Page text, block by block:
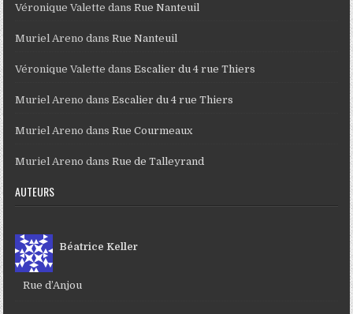
Véronique Valette dansRue Nanteuil
Muriel Areno dansRue Nanteuil
Véronique Valette dansEscalier du 4 rue Thiers
Muriel Areno dansEscalier du 4 rue Thiers
Muriel Areno dansRue Courmeaux
Muriel Areno dansRue de Talleyrand
AUTEURS
Béatrice Keller
Rue d’Anjou